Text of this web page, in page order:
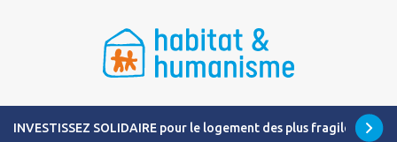
INVESTISSEZ SOLIDAIRE pour le logement des plus fragiles